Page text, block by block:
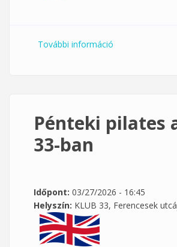
További információ
Pénteki pilates
33-ban
Időpont: 03/27/2026 - 16:45
Helyszín: KLUB 33, Ferencesek